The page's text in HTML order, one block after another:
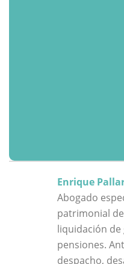
Enrique
Abogado
patrimonial
liquidación de
pensiones.
despacho,